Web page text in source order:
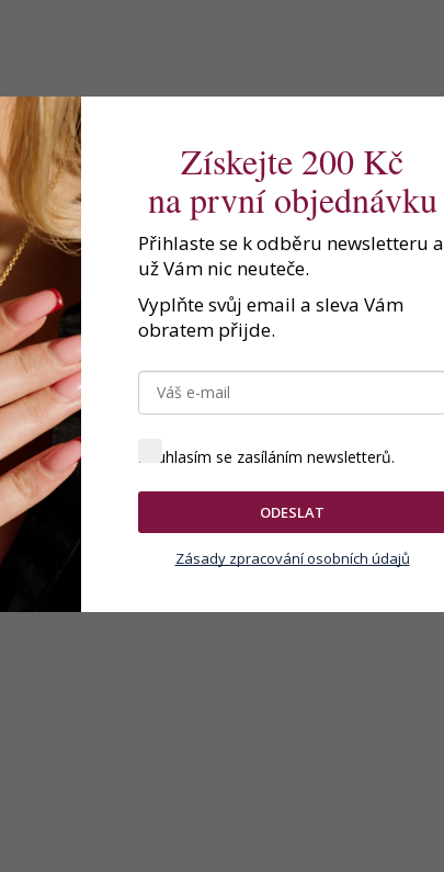
Získejte 200 Kč
na první objednávku
Přihlaste se k odběru newsletteru a
už Vám nic neuteče.
Vyplňte svůj email a sleva Vám
obratem přijde.
Souhlasím se zasíláním newsletterů.
ODESLAT
Zásady zpracování osobních údajů